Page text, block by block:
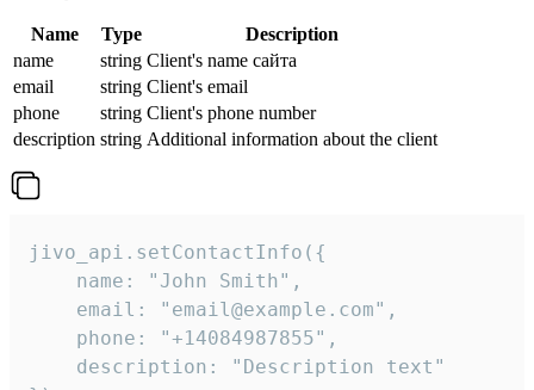
Name Type
Description
name
string Client's name сайта
email
string Client's email
phone
string Client's phone number
description string Additional information about the client
jivo_api.setContactInfo({
    name: "John Smith",
    email: "email@example.com",
    phone: "+14084987855",
    description: "Description text"